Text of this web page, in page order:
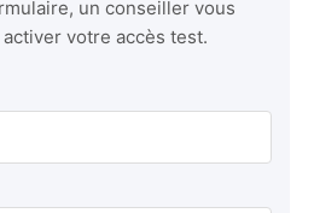
un conseiller vous
votre accès test.